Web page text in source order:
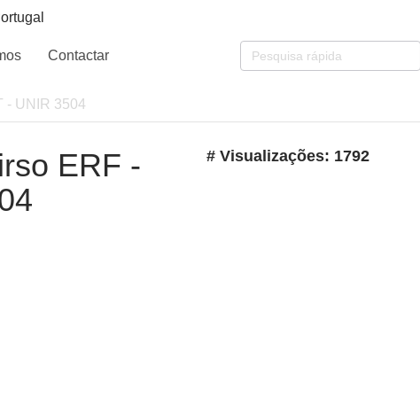
Contactar
- UNIR 3504
ERF -
# Visualizações: 1792